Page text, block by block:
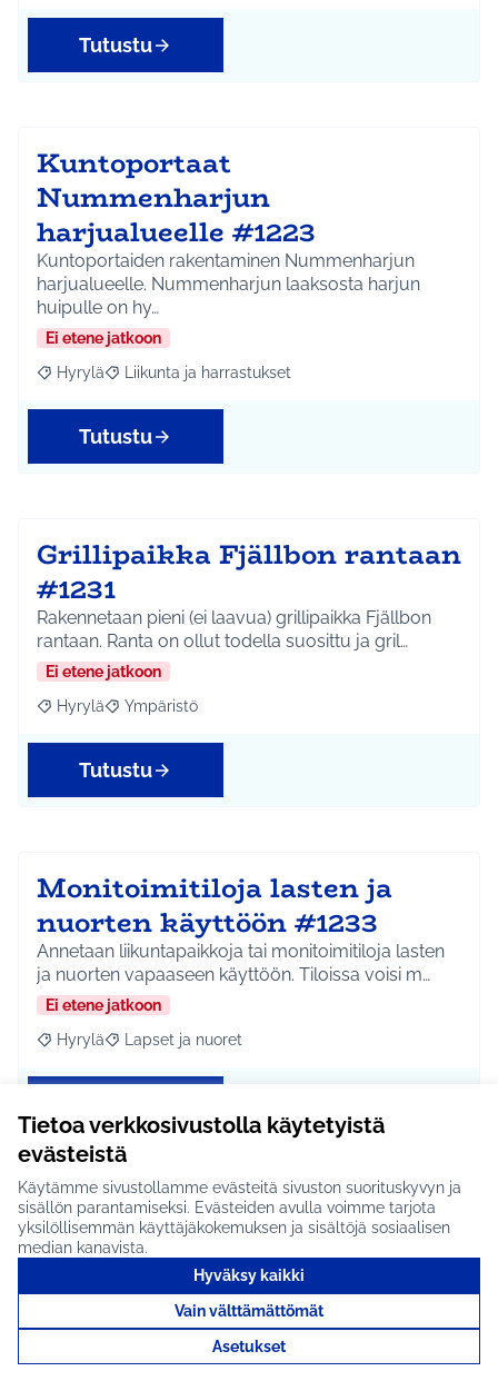
Tietoa verkkosivustolla käytetyistä
evästeistä
Käytämme sivustollamme evästeitä sivuston suorituskyvyn ja
sisällön parantamiseksi. Evästeiden avulla voimme tarjota
yksilöllisemmän käyttäjäkokemuksen ja sisältöjä sosiaalisen
median kanavista.
Hyväksy kaikki
Vain välttämättömät
Asetukset
Tutustu
Kuntoportaat
Nummenharjun
harjualueelle #1223
Kuntoportaiden rakentaminen Nummenharjun
harjualueelle. Nummenharjun laaksosta harjun
huipulle on hy…
Ei etene jatkoon
Rajaa tulokset aihepiirin mukaan: Hyrylä
Hyrylä Rajaa tulokset teeman mukaan: Liikunta ja
Liikunta ja harrastukset
Tutustu
Grillipaikka Fjällbon rantaan
#1231
Rakennetaan pieni (ei laavua) grillipaikka Fjällbon
rantaan. Ranta on ollut todella suosittu ja gril…
Ei etene jatkoon
Rajaa tulokset aihepiirin mukaan: Hyrylä
Hyrylä Rajaa tulokset teeman mukaan: Ympäristö
Ympäristö
Tutustu
Monitoimitiloja lasten ja
nuorten käyttöön #1233
Annetaan liikuntapaikkoja tai monitoimitiloja lasten
ja nuorten vapaaseen käyttöön. Tiloissa voisi m…
Ei etene jatkoon
Rajaa tulokset aihepiirin mukaan: Hyrylä
Hyrylä Rajaa tulokset teeman mukaan: Lapset ja nuoret
Lapset ja nuoret
Maauimala #1234
Rakennetaan Hyrylän uimahallin viereen
maauimalan kaltainen paikka, jossa voi uida
kesäisin, jos jär…
Ei etene jatkoon
Hyrylä Liikunta ja harrastukset